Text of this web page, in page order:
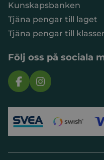
Kunskapsbanken
Tjäna pengar till laget
Tjäna pengar till
Följ oss på sociala